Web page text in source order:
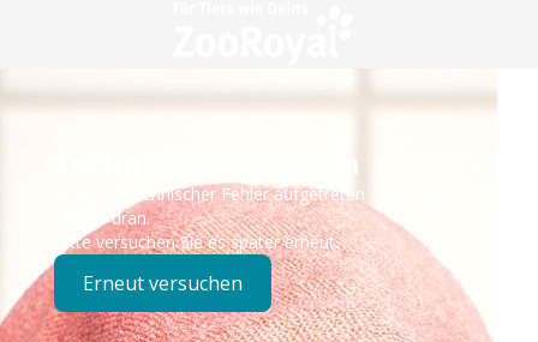
Technisches Problem
Es ist ein technischer Fehler aufgetreten – wir sind
bereits dran.
Bitte versuchen Sie es später erneut.
Erneut versuchen